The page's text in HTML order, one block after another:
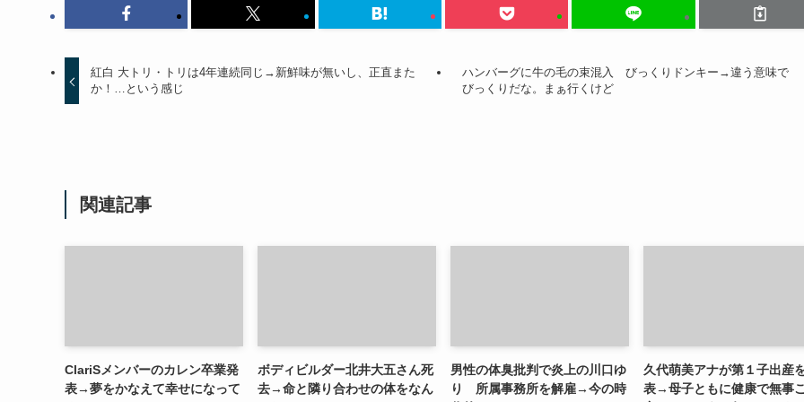
紅白 大トリ・トリは4年連続同じ→新鮮味が無いし、正直また
か！…という感じ
ハンバーグに牛の毛の束混入 びっくりドンキー→違う意味で
びっくりだな。まぁ行くけど
関連記事
ClariSメンバーのカレン卒業発
表→夢をかなえて幸せになって
ボディビルダー北井大五さん死
去→命と隣り合わせの体をなん
男性の体臭批判で炎上の川口ゆ
り 所属事務所を解雇→今の時
久代萌美アナが第１子出産
表→母子ともに健康で無事